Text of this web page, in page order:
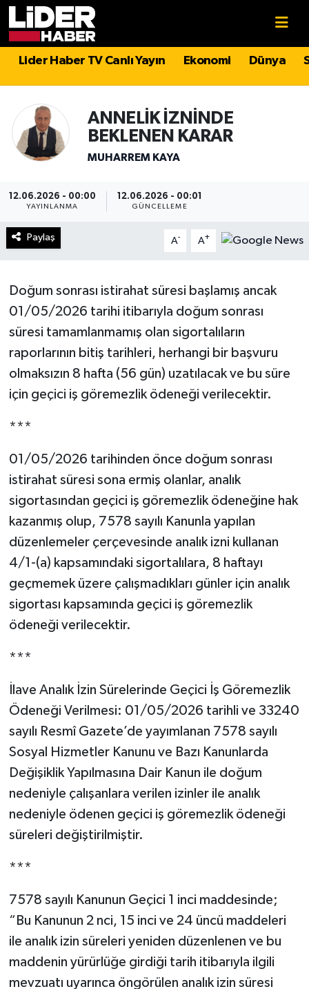
Lider Haber TV Canlı Yayın Ekonomi Dünya
ANNELİK İZNİNDE
BEKLENEN KARAR
MUHARREM KAYA
12.06.2026 - 00:00
YAYINLANMA
12.06.2026 - 00:01
GÜNCELLEME
Paylaş A- A+
Doğum sonrası istirahat süresi başlamış ancak
01/05/2026 tarihi itibarıyla doğum sonrası
süresi tamamlanmamış olan sigortalıların
raporlarının bitiş tarihleri, herhangi bir başvuru
olmaksızın 8 hafta (56 gün) uzatılacak ve bu süre
için geçici iş göremezlik ödeneği verilecektir.
***
01/05/2026 tarihinden önce doğum sonrası
istirahat süresi sona ermiş olanlar, analık
sigortasından geçici iş göremezlik ödeneğine hak
kazanmış olup, 7578 sayılı Kanunla yapılan
düzenlemeler çerçevesinde analık izni kullanan
4/1-(a) kapsamındaki sigortalılara, 8 haftayı
geçmemek üzere çalışmadıkları günler için analık
sigortası kapsamında geçici iş göremezlik
ödeneği verilecektir.
***
İlave Analık İzin Sürelerinde Geçici İş Göremezlik
Ödeneği Verilmesi: 01/05/2026 tarihli ve 33240
sayılı Resmî Gazete’de yayımlanan 7578 sayılı
Sosyal Hizmetler Kanunu ve Bazı Kanunlarda
Değişiklik Yapılmasına Dair Kanun ile doğum
nedeniyle çalışanlara verilen izinler ile analık
nedeniyle ödenen geçici iş göremezlik ödeneği
süreleri değiştirilmiştir.
***
7578 sayılı Kanunun Geçici 1 inci maddesinde;
“Bu Kanunun 2 nci, 15 inci ve 24 üncü maddeleri
ile analık izin süreleri yeniden düzenlenen ve bu
maddenin yürürlüğe girdiği tarih itibarıyla ilgili
mevzuatı uyarınca öngörülen analık izin süresi
Politika
Asayiş
Dünya
Magazin
Spor
Teknoloji
Turizm
Kültür - Sanat
Lider Haber TV Canlı Yayın izle
Hava Durumu
İstanbul Namaz Vakitleri
Trafik Durumu
Süper Lig Puan Durumu ve Fikstür
Tüm Manşetler
Haber Arşivi